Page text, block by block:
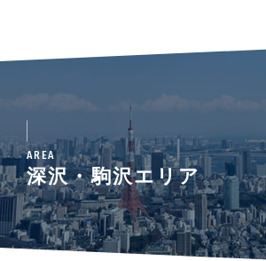
AREA
深沢・駒沢エリア